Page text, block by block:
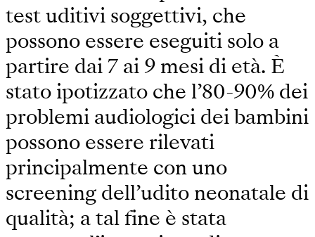
test uditivi soggettivi, che
possono essere eseguiti solo a
partire dai 7 ai 9 mesi di età. È
stato ipotizzato che l’80-90% dei
problemi audiologici dei bambini
possono essere rilevati
principalmente con uno
screening dell’udito neonatale di
qualità; a tal fine è stata